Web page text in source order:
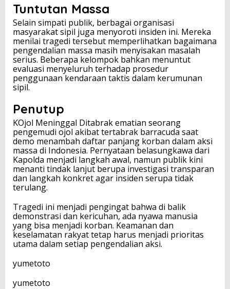
Tuntutan Massa
Selain simpati publik, berbagai organisasi
masyarakat sipil juga menyoroti insiden ini. Mereka
menilai tragedi tersebut memperlihatkan bagaimana
pengendalian massa masih menyisakan masalah
serius. Beberapa kelompok bahkan menuntut
evaluasi menyeluruh terhadap prosedur
penggunaan kendaraan taktis dalam kerumunan
sipil.
Penutup
KOjol Meninggal Ditabrak ematian seorang
pengemudi ojol akibat tertabrak barracuda saat
demo menambah daftar panjang korban dalam aksi
massa di Indonesia. Pernyataan belasungkawa dari
Kapolda menjadi langkah awal, namun publik kini
menanti tindak lanjut berupa investigasi transparan
dan langkah konkret agar insiden serupa tidak
terulang.
Tragedi ini menjadi pengingat bahwa di balik
demonstrasi dan kericuhan, ada nyawa manusia
yang bisa menjadi korban. Keamanan dan
keselamatan rakyat tetap harus menjadi prioritas
utama dalam setiap pengendalian aksi.
yumetoto
yumetoto